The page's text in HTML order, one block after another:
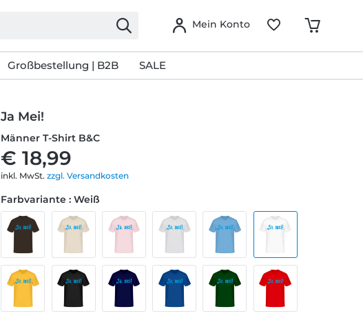
Mein Konto
Großbestellung | B2B SALE
Ja Mei!
Männer T-Shirt B&C
€ 18,99
inkl. MwSt.zzgl. Versandkosten
Farbvariante : Weiß